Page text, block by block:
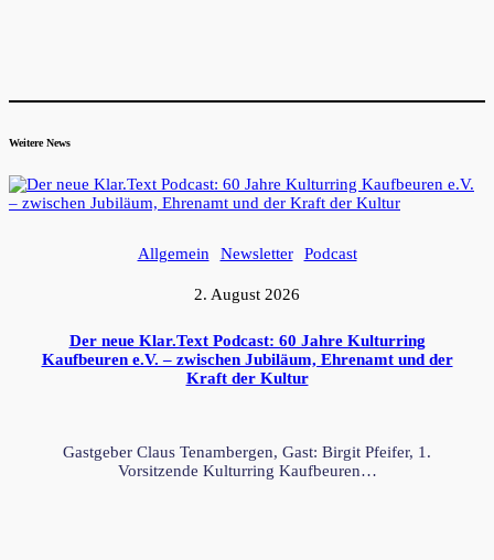
Weitere News
Allgemein Newsletter Podcast
2. August 2026
Der neue Klar.Text Podcast: 60 Jahre Kulturring
Kaufbeuren e.V. – zwischen Jubiläum, Ehrenamt und der
Kraft der Kultur
Gastgeber Claus Tenambergen, Gast: Birgit Pfeifer, 1.
Vorsitzende Kulturring Kaufbeuren…